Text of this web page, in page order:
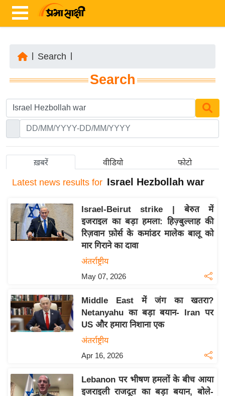
ज़ा
ख
र
ष्ट्री
अं
र्रा
ष्ट्री
य
स
उ
द्यो
ग
त
वि
Search
Search
ख़बरें वीडियो फोटो
Latest news results for Israel Hezbollah war
Israel-Beirut strike | बेरुत में
इजराइल का बड़ा हमला: हिज़्बुल्लाह की
रिज़वान फ़ोर्स के कमांडर मालेक बालू को
मार गिराने का दावा
अंतर्राष्ट्रीय
May 07, 2026
Middle East में जंग का खतरा?
Netanyahu का बड़ा बयान- Iran पर
US और हमारा निशाना एक
अंतर्राष्ट्रीय
Apr 16, 2026
Lebanon पर भीषण हमलों के बीच आया
इजराइली राजदूत का बड़ा बयान, बोले-